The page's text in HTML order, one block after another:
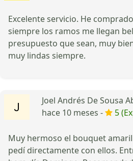
Excelente servicio. He
siempre los ramos me llegan
presupuesto que sean, muy
muy lindas siempre.
Joel Andrés De Sousa
hace 10 meses -
5
Muy hermoso el bouquet
pedí directamente con ellos.